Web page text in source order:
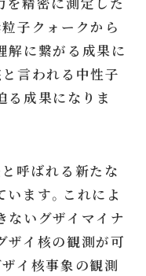
子クォークから
解に繋がる成果に
言われる中性子
る成果になりま
呼ばれる新たな
ます。これによ
ないグザイマイナ
ザイ核の観測が可
イ核事象の観測